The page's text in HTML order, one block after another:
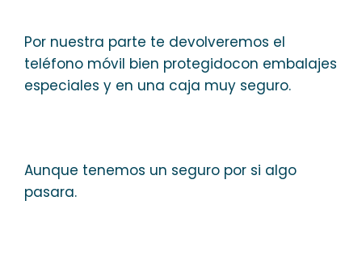
Por nuestra parte te devolveremos el
teléfono móvil bien protegidocon embalajes
especiales y en una caja muy seguro.
Aunque tenemos un seguro por si algo
pasara.